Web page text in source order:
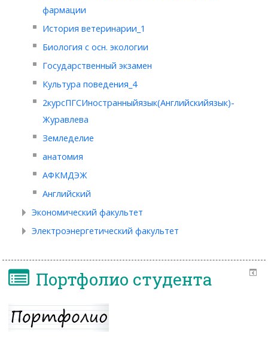
фармации
История ветеринарии_1
Биология с осн. экологии
Государственный экзамен
Культура поведения_4
2курсПГСИностранныйязык(Английскийязык)-
Журавлева
Земледелие
анатомия
АФКМДЭЖ
Английский
Экономический факультет
Электроэнергетический факультет
Портфолио студента